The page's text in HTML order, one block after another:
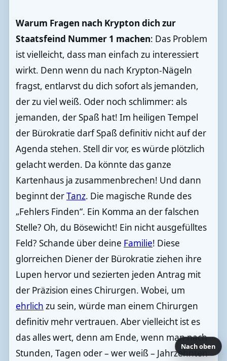
Warum Fragen nach Krypton dich zur
Staatsfeind Nummer 1 machen: Das Problem
ist vielleicht, dass man einfach zu interessiert
wirkt. Denn wenn du nach Krypton-Nägeln
fragst, entlarvst du dich sofort als jemanden,
der zu viel weiß. Oder noch schlimmer: als
jemanden, der Spaß hat! Im heiligen Tempel
der Bürokratie darf Spaß definitiv nicht auf der
Agenda stehen. Stell dir vor, es würde plötzlich
gelacht werden. Da könnte das ganze
Kartenhaus ja zusammenbrechen! Und dann
beginnt derTanz. Die magische Runde des
„Fehlers Finden“. Ein Komma an der falschen
Stelle? Oh, du Bösewicht! Ein nicht ausgefülltes
Feld? Schande über deine Familie! Diese
glorreichen Diener der Bürokratie ziehen ihre
Lupen hervor und sezierten jeden Antrag mit
der Präzision eines Chirurgen. Wobei, um
ehrlich zu sein, würde man einem Chirurgen
definitiv mehr vertrauen. Aber vielleicht ist es
das alles wert, denn am Ende, wenn man nach
Stunden, Tagen oder – wer weiß – Jahrzehnten
Nach oben